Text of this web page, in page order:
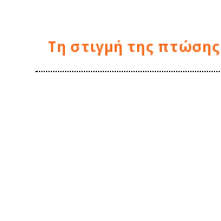
Tη στιγμή της πτώσης